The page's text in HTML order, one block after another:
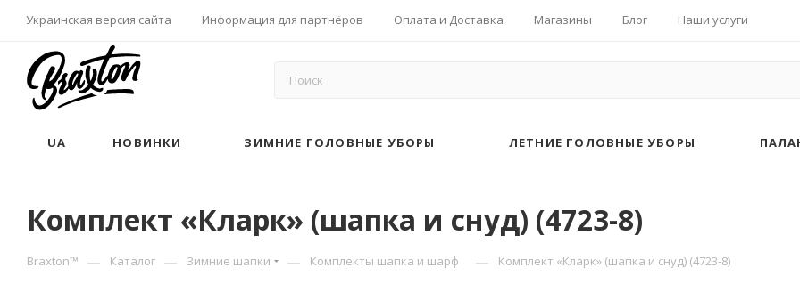
Украинская версия сайта Информация для партнёров Оплата и Доставка Магазины Блог Наши услуги
UA НОВИНКИ ЗИМНИЕ ГОЛОВНЫЕ УБОРЫ ЛЕТНИЕ ГОЛОВНЫЕ УБОРЫ
Комплект «Кларк» (шапка и снуд) (4723-8)
Braxton™ — Каталог — Зимние шапки — Комплекты шапка и шарф — Комплект «Кларк» (шапка и снуд) (4723-8)